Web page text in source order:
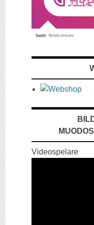
Videospelare